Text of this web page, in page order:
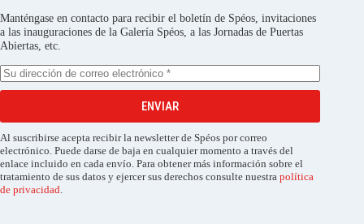
Manténgase en contacto para recibir el boletín de Spéos, invitaciones
a las inauguraciones de la Galería Spéos, a las Jornadas de Puertas
Abiertas, etc.
ENVIAR
Al suscribirse acepta recibir la newsletter de Spéos por correo
electrónico. Puede darse de baja en cualquier momento a través del
enlace incluido en cada envío. Para obtener más información sobre el
tratamiento de sus datos y ejercer sus derechos consulte nuestra política
de privacidad.